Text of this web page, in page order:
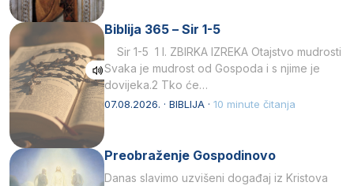
Biblija 365 – Sir 1-5
Sir 1-5 1 I. ZBIRKA IZREKA Otajstvo mudrosti
Svaka je mudrost od Gospoda i s njime je
dovijeka.2 Tko će…
07.08.2026. · BIBLIJA · 10 minute čitanja
Preobraženje Gospodinovo
Danas slavimo uzvišeni događaj iz Kristova